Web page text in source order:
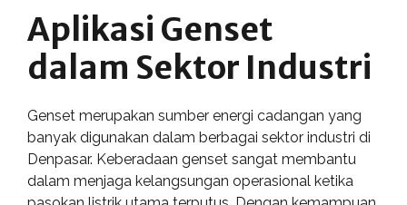
Aplikasi Genset
dalam Sektor Industri
Genset merupakan sumber energi cadangan yang
banyak digunakan dalam berbagai sektor industri di
Denpasar. Keberadaan genset sangat membantu
dalam menjaga kelangsungan operasional ketika